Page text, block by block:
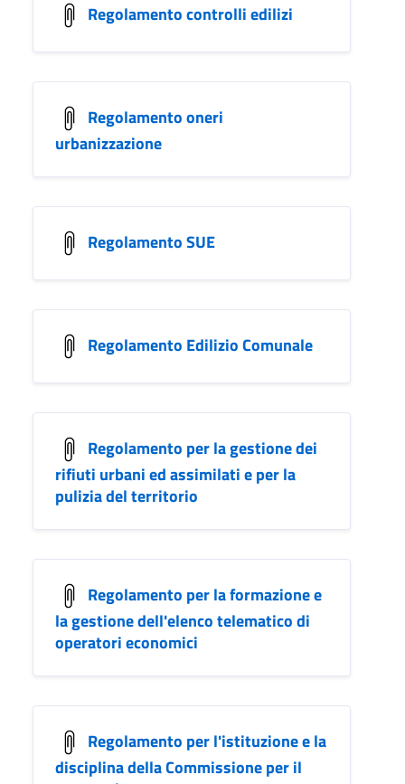
Regolamento controlli edilizi
Regolamento oneri
urbanizzazione
Regolamento SUE
Regolamento Edilizio Comunale
Regolamento per la gestione dei
rifiuti urbani ed assimilati e per la
pulizia del territorio
Regolamento per la formazione e
la gestione dell'elenco telematico di
operatori economici
Regolamento per l'istituzione e la
disciplina della Commissione per il